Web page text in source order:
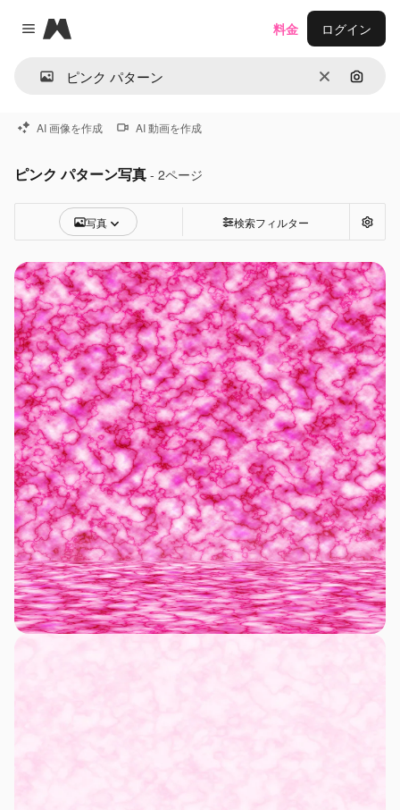
Close menu
Magnific
消去 画像で
料金 ログイン
AI 画像を作成 AI 動画を作成
ピンク パターン写真 - 2ページ
写真 検索フィルター